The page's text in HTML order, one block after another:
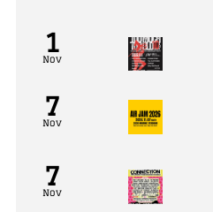
1
Nov
7
Nov
7
Nov